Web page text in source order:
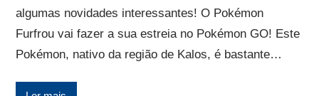
algumas novidades interessantes! O Pokémon
Furfrou vai fazer a sua estreia no Pokémon GO! Este
Pokémon, nativo da região de Kalos, é bastante…